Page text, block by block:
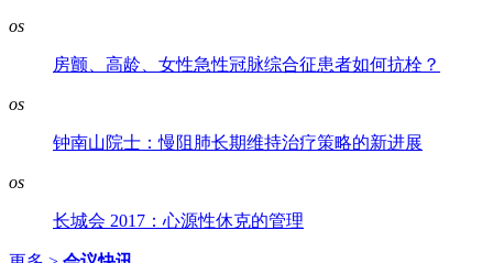
os
房颤、高龄、女性急性冠脉综合征患者如何抗栓？
os
钟南山院士：慢阻肺长期维持治疗策略的新进展
os
长城会 2017：心源性休克的管理